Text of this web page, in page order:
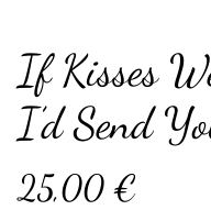
If Kisses
I’d Send
25,00 €